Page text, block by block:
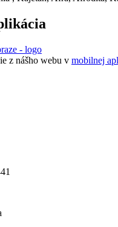
z nášho webu v mobilnej